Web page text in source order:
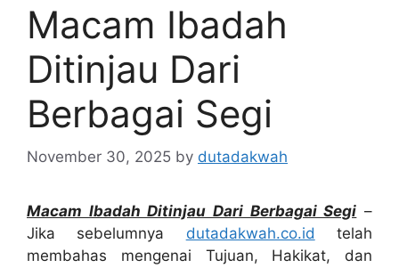
Macam Ibadah
Ditinjau Dari
Berbagai Segi
November 30, 2025 by dutadakwah
Macam Ibadah Ditinjau Dari Berbagai Segi –
Jika sebelumnya dutadakwah.co.id telah
membahas mengenai Tujuan, Hakikat, dan